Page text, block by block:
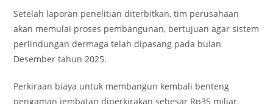
Setelah laporan penelitian diterbitkan, tim perusahaan
akan memulai proses pembangunan, bertujuan agar sistem
perlindungan dermaga telah dipasang pada bulan
Desember tahun 2025.
Perkiraan biaya untuk membangun kembali benteng
pengaman jembatan diperkirakan sebesar Rp35 miliar.